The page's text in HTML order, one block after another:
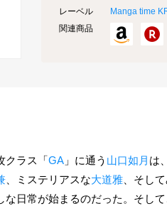
レーベル
Manga time
関連商品
クラス「GA 」に通う 山口如月 は
、ミステリアスな大道雅 、そし
な日常が始まるのだった。そし